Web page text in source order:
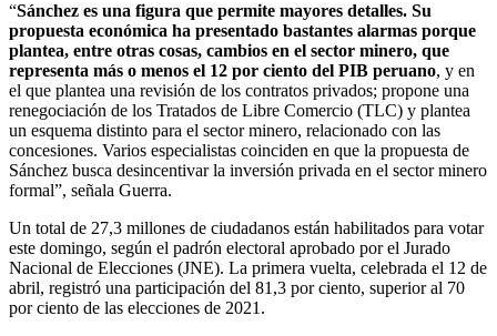
“Sánchez es una figura que permite mayores detalles. Su
propuesta económica ha presentado bastantes alarmas porque
plantea, entre otras cosas, cambios en el sector minero, que
representa más o menos el 12 por ciento del PIB peruano, y en
el que plantea una revisión de los contratos privados; propone una
renegociación de los Tratados de Libre Comercio (TLC) y plantea
un esquema distinto para el sector minero, relacionado con las
concesiones. Varios especialistas coinciden en que la propuesta de
Sánchez busca desincentivar la inversión privada en el sector minero
formal”, señala Guerra.
Un total de 27,3 millones de ciudadanos están habilitados para votar
este domingo, según el padrón electoral aprobado por el Jurado
Nacional de Elecciones (JNE). La primera vuelta, celebrada el 12 de
abril, registró una participación del 81,3 por ciento, superior al 70
por ciento de las elecciones de 2021.